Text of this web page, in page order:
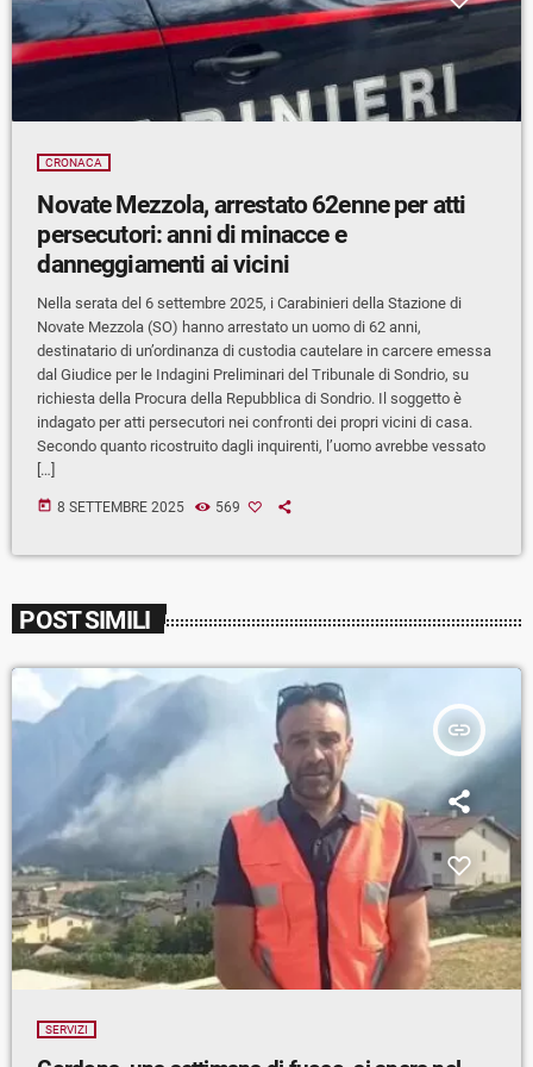
CRONACA
Novate Mezzola, arrestato 62enne per atti
persecutori: anni di minacce e
danneggiamenti ai vicini
Nella serata del 6 settembre 2025, i Carabinieri della Stazione di
Novate Mezzola (SO) hanno arrestato un uomo di 62 anni,
destinatario di un’ordinanza di custodia cautelare in carcere emessa
dal Giudice per le Indagini Preliminari del Tribunale di Sondrio, su
richiesta della Procura della Repubblica di Sondrio. Il soggetto è
indagato per atti persecutori nei confronti dei propri vicini di casa.
Secondo quanto ricostruito dagli inquirenti, l’uomo avrebbe vessato
[…]
today 8 SETTEMBRE 2025 569
POST SIMILI
insert_link
SERVIZI